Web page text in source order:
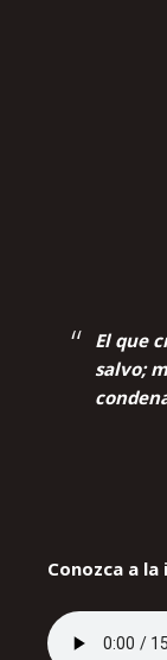
El que
salvo;
Conozca a la